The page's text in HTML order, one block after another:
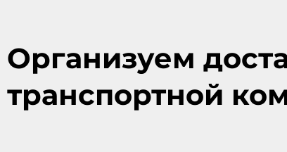
Организуем
транспортной